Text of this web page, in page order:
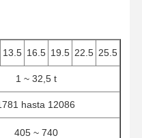
13.5 16.5 19.5 22.5 25.5
1 ~ 32,5 t
hasta 12086
405 ~ 740